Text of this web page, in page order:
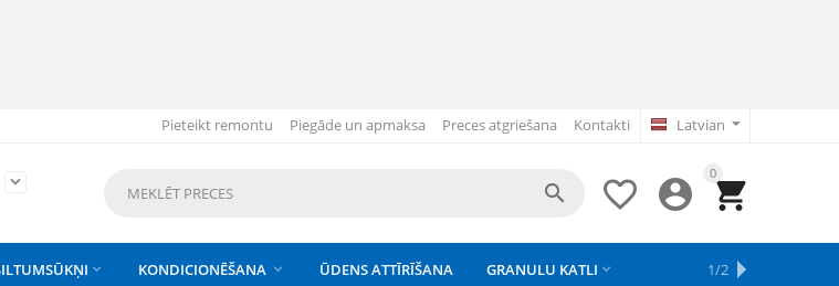
Latvian
Pieteikt remontu Piegāde un apmaksa Preces atgriešana Kontakti

0




 KONDICIONĒŠANA  ŪDENS ATTĪRĪŠANA GRANULU KATLI  APSAISTE
REZERVES DAĻAS
APGAISMOJUMS
1/2